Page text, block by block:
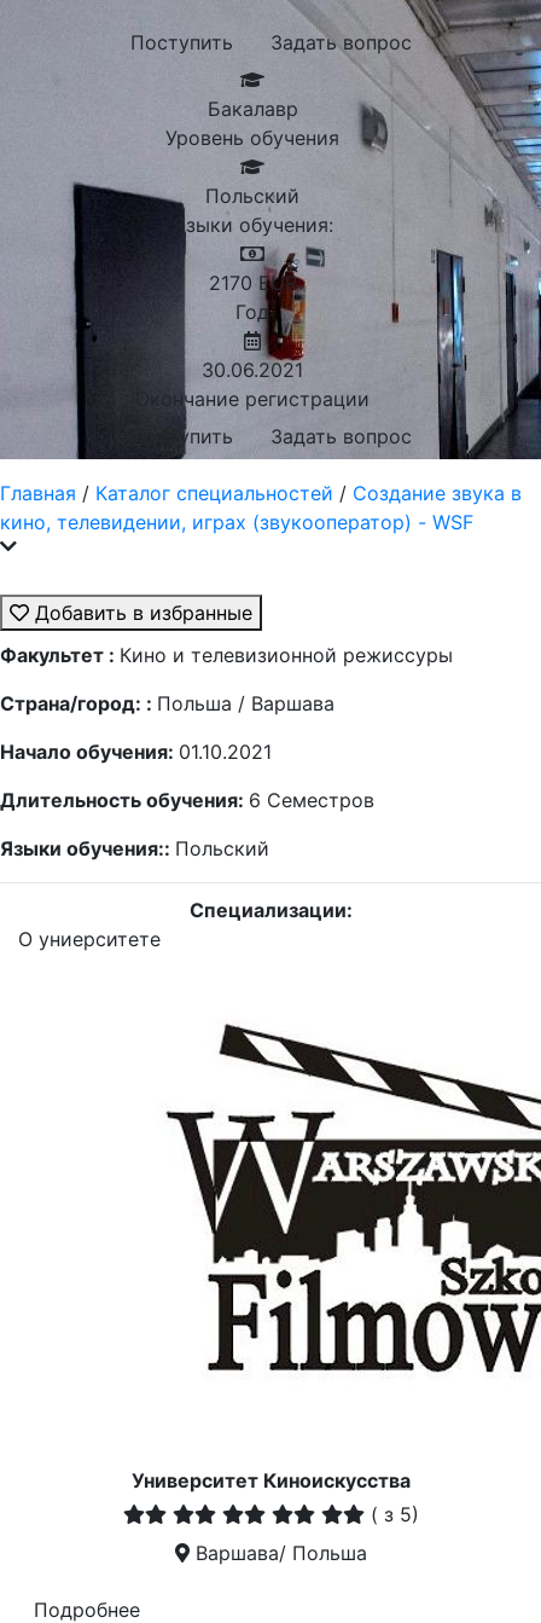
Поступить Задать вопрос
Бакалавр
Уровень обучения
Польский
Языки обучения:
2170 EUR
Год
30.06.2021
Окончание регистрации
Поступить
Задать вопрос
Главная / Каталог специальностей / Создание звука в
кино, телевидении, играх (звукооператор) - WSF
Добавить в избранные
Факультет : Кино и телевизионной режиссуры
Страна/город: : Польша / Варшава
Начало обучения: 01.10.2021
Длительность обучения: 6 Семестров
Языки обучения:: Польский
Специализации:
О униерситете
Университет Киноискусства
( з 5)
Варшава/ Польша
Подробнее